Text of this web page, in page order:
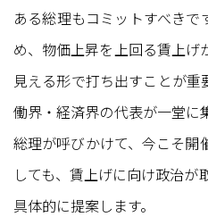
ある総理もコミットすべき
め、物価上昇を上回る賃上げ
見える形で打ち出すことが
働界・経済界の代表が一堂に
総理が呼びかけて、今こそ開
しても、賃上げに向け政治
具体的に提案します。